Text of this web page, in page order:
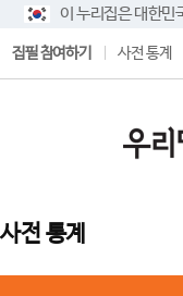
이 누리집은 대한민
집필 참여하기 사전 통계
사전 통계